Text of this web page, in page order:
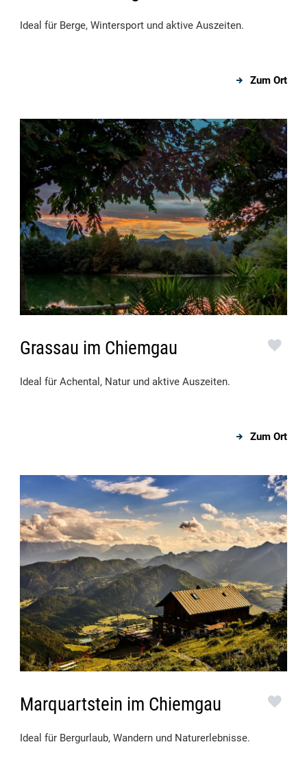
Ideal für Berge, Wintersport und aktive Auszeiten.
Zum Ort
Grassau im Chiemgau
Ideal für Achental, Natur und aktive Auszeiten.
Zum Ort
Marquartstein im Chiemgau
Ideal für Bergurlaub, Wandern und Naturerlebnisse.